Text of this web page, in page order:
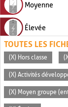
Moyenne
Élevée
TOUTES LES
(X) Hors classe
(X) Activités
(X) Moyen groupe